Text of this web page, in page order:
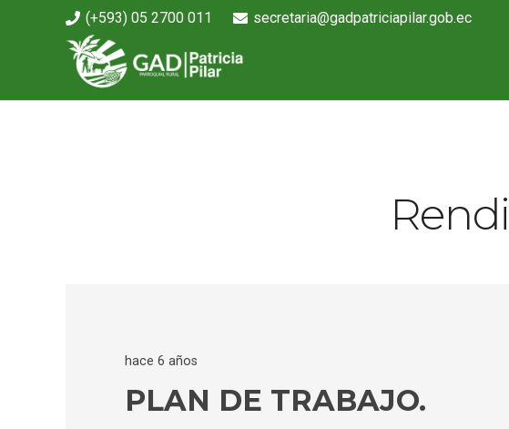
(+593) 05 2700 011 secretaria@gadpatriciapilar.gob.ec
hace 6 años
PLAN DE TRABAJO.